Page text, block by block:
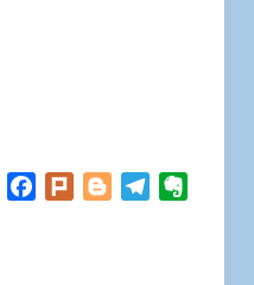
Facebook
Plurk BloggerTelegram